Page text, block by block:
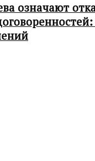
означают